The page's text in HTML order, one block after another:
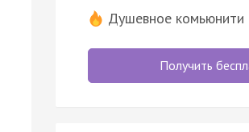
Душевное комьюнити
Получить